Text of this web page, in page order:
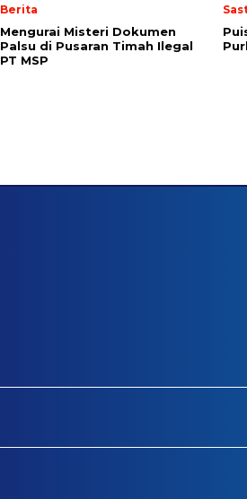
Berita
Mengurai Misteri Dokumen
Palsu di Pusaran Timah Ilegal
PT MSP